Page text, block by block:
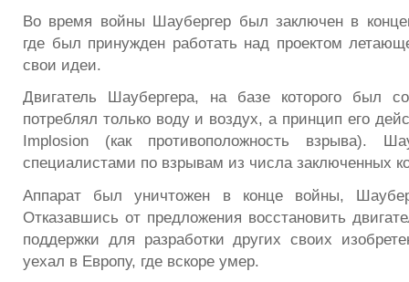
Во время войны Шаубергер был заключен в
где был принужден работать над проектом
свои идеи.
Двигатель Шаубергера, на базе которого был
потреблял только воду и воздух, а принцип его
Implosion (как противоположность взрыва).
специалистами по взрывам из числа заключенных
Аппарат был уничтожен в конце войны,
Отказавшись от предложения восстановить
поддержки для разработки других своих
уехал в Европу, где вскоре умер.